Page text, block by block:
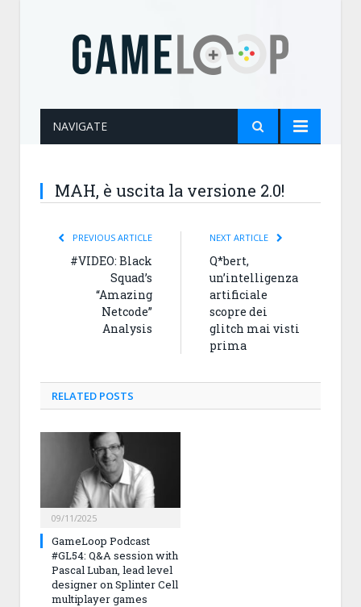
NAVIGATE
MAH, è uscita la versione 2.0!
PREVIOUS ARTICLE
#VIDEO: Black
Squad’s
“Amazing
Netcode”
Analysis
NEXT ARTICLE
Q*bert,
un’intelligenza
artificiale
scopre dei
glitch mai visti
prima
RELATED POSTS
09/11/2025
GameLoop Podcast
#GL54: Q&A session with
Pascal Luban, lead level
designer on Splinter Cell
multiplayer games